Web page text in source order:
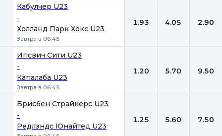
Кабулчер U23
-
Холланд Парк Хокс U23
Завтра в 06:45
1.93 4.05 2.90
Ипсвич Сити U23
-
Капалаба U23
Завтра в 06:45
1.20 5.70 9.50
Брисбен Страйкерс U23
-
Редлэндс Юнайтед U23
1.25 5.60 7.50